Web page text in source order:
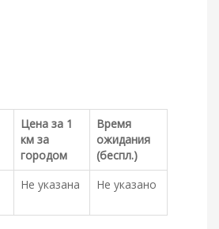
Цена за 1
км за
городом
Время
ожидания
(беспл.)
Не указана Не указано